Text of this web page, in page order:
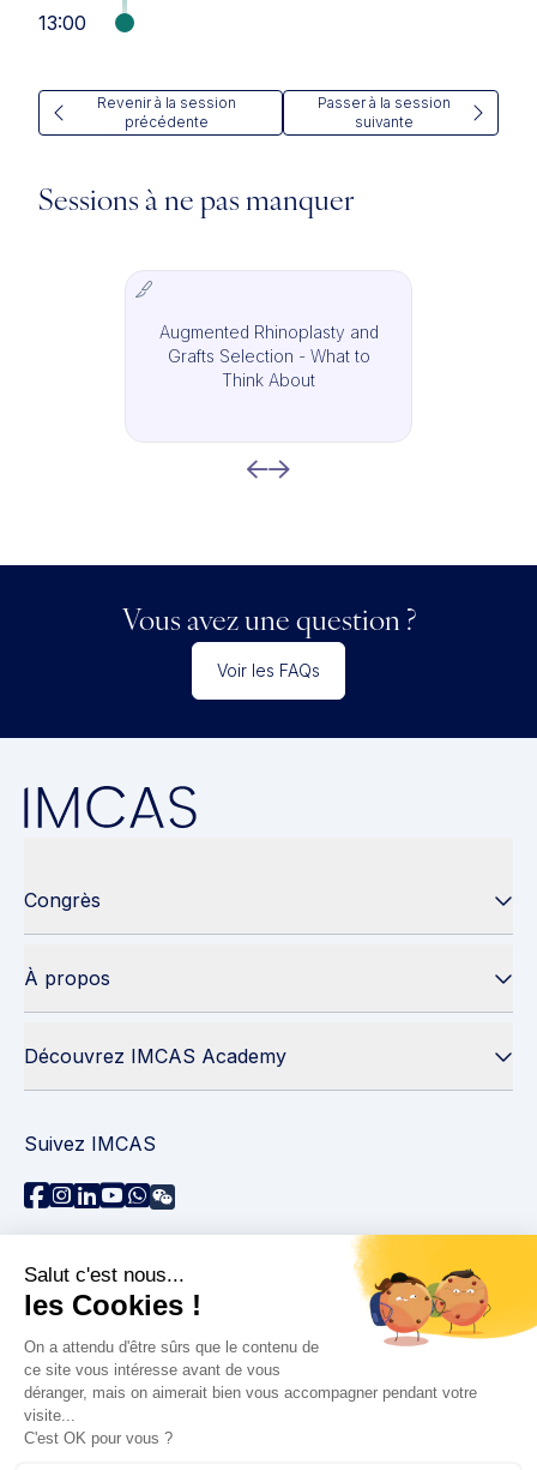
13:00
Revenir à la session
précédente
Passer à la session
suivante
Sessions à ne pas manquer
IMCAS Surgery
Augmented Rhinoplasty and
Grafts Selection - What to
Think About
Vous avez une question ?
Voir les FAQs
Congrès
À propos
Découvrez IMCAS Academy
Suivez IMCAS
Besoin d'aide ?
Contactez-nous
Lire les FAQs
Politique de confidentialité